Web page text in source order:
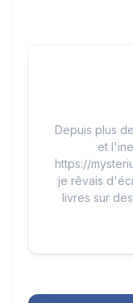
Depuis plus
et
https://
je rêvais
livres sur